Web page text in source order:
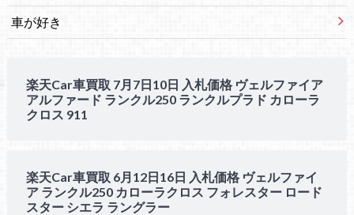
車が好き
楽天Car車買取 7月7日10日 入札価格 ヴェルファイア
アルファード ランクル250 ランクルプラド カローラ
クロス 911
楽天Car車買取 6月12日16日 入札価格 ヴェルファイ
ア ランクル250 カローラクロス フォレスター ロード
スター シエラ ラングラー